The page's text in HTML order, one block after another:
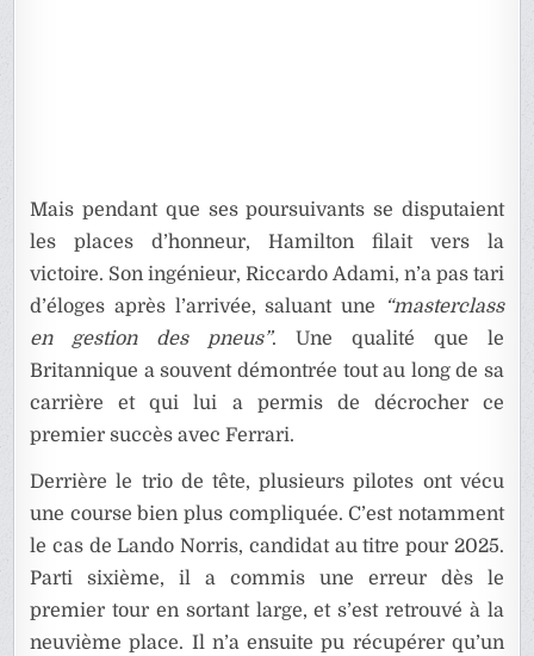
Mais pendant que ses poursuivants se disputaient
les places d’honneur, Hamilton filait vers la
victoire. Son ingénieur, Riccardo Adami, n’a pas tari
d’éloges après l’arrivée, saluant une “masterclass
en gestion des pneus”. Une qualité que le
Britannique a souvent démontrée tout au long de sa
carrière et qui lui a permis de décrocher ce
premier succès avec Ferrari.
Derrière le trio de tête, plusieurs pilotes ont vécu
une course bien plus compliquée. C’est notamment
le cas de Lando Norris, candidat au titre pour 2025.
Parti sixième, il a commis une erreur dès le
premier tour en sortant large, et s’est retrouvé à la
neuvième place. Il n’a ensuite pu récupérer qu’un